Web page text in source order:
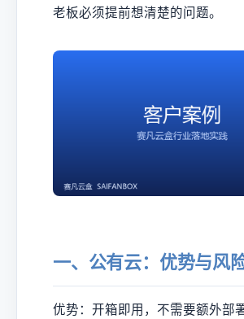
老板必须提前想清楚的问题。
一、公有云：优势与风
优势：开箱即用，不需要额外部